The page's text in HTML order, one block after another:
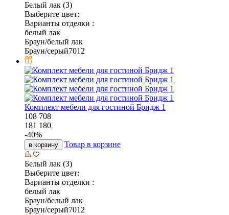
Белый лак (3)
Выберите цвет:
Варианты отделки :
белый лак
Браун/белый лак
Браун/серый7012
Комплект мебели для гостиной Бридж 1
108 708
181 180
-40%
в корзину Товар в корзине
Белый лак (3)
Выберите цвет:
Варианты отделки :
белый лак
Браун/белый лак
Браун/серый7012